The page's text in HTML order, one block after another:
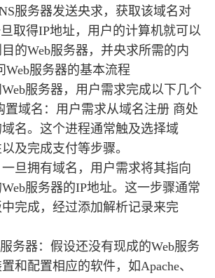
服务器发送央求，获取该域名对
取得IP地址，用户的计算机就可以
的Web服务器，并央求所需的内
Web服务器的基本流程
服务器，用户需求完成以下几个
置域名：用户需求从域名注册 商处
名。这个进程通常触及选择域
及完成支付等步骤。
旦拥有域名，用户需求将其指向
服务器的IP地址。这一步骤通常
完成，经过添加解析记录来完
务器：假设还没有现成的Web服务
和配置相应的软件，如Apache、